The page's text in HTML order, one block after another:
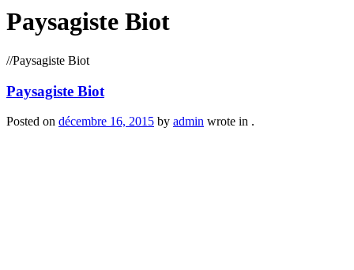
Paysagiste Biot
//Paysagiste Biot
Paysagiste Biot
Posted on décembre 16, 2015 by admin wrote in .